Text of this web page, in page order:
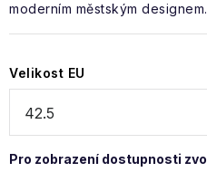
moderním městským designem.
Velikost EU